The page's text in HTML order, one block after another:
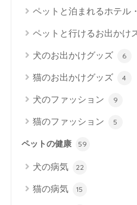
ペットと泊まれるホテル
ペットと行けるお出かけ
犬のお出かけグッズ 6
猫のお出かけグッズ 4
犬のファッション 9
猫のファッション 5
ペットの健康 59
犬の病気 22
猫の病気 15